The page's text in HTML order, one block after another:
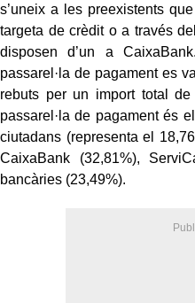
s’uneix a les preexistents
targeta de crèdit o a través
disposen d’un a
passarel·la de pagament es
rebuts per un import total
passarel·la de pagament és
ciutadans (representa el
CaixaBank (32,81%),
bancàries (23,49%).